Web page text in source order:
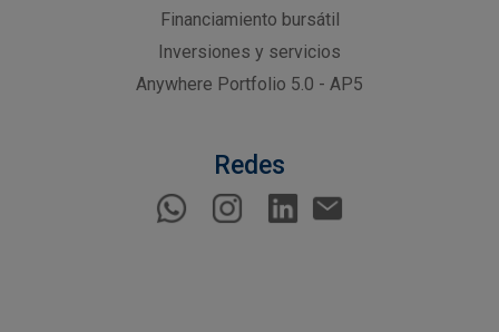
Financiamiento bursátil
Inversiones y servicios
Anywhere Portfolio 5.0 - AP5
Redes